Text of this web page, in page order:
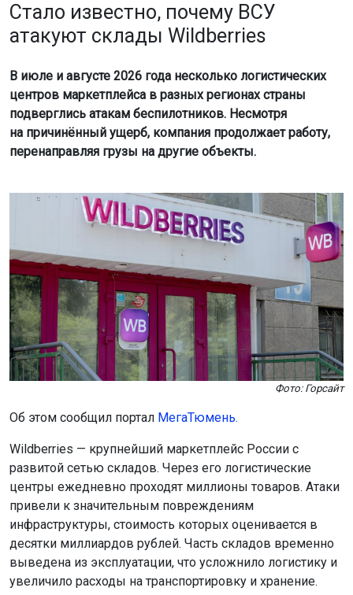
Стало известно, почему ВСУ
атакуют склады Wildberries
В июле и августе 2026 года несколько логистических
центров маркетплейса в разных регионах страны
подверглись атакам беспилотников. Несмотря
на причинённый ущерб, компания продолжает работу,
перенаправляя грузы на другие объекты.
Фото: Горсайт
Об этом сообщил портал МегаТюмень.
Wildberries — крупнейший маркетплейс России с
развитой сетью складов. Через его логистические
центры ежедневно проходят миллионы товаров. Атаки
привели к значительным повреждениям
инфраструктуры, стоимость которых оценивается в
десятки миллиардов рублей. Часть складов временно
выведена из эксплуатации, что усложнило логистику и
увеличило расходы на транспортировку и хранение.